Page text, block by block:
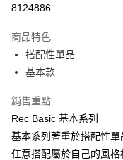
合作金庫商業銀行
華南商業銀行
上海商業儲蓄銀行
臺灣中小企業銀行
匯豐（台灣）商業銀行
聯邦商業銀行
元大商業銀行
超商取貨付款
LINE Pay
Apple Pay
悠遊付
8124886
商品特色
搭配性單品
基本款
銷售重點
Rec Basic 基本系列
基本系列著重於搭配性單
任意搭配屬於自己的風格